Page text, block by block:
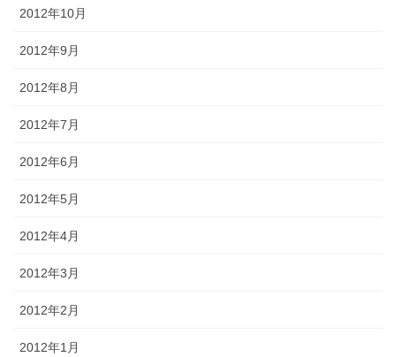
2012年10月
2012年9月
2012年8月
2012年7月
2012年6月
2012年5月
2012年4月
2012年3月
2012年2月
2012年1月